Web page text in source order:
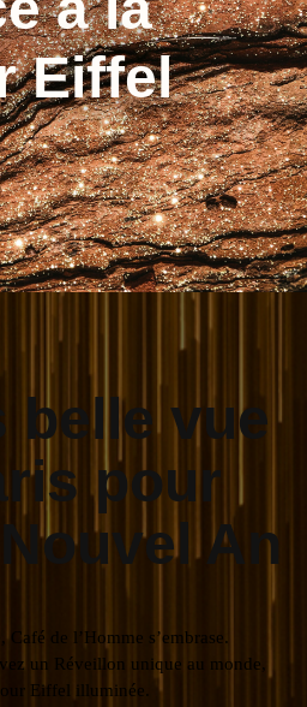
Eiffel
belle vue
pour
An
Café de l’Homme s’embrase.
un Réveillon unique au monde,
Eiffel illuminée.